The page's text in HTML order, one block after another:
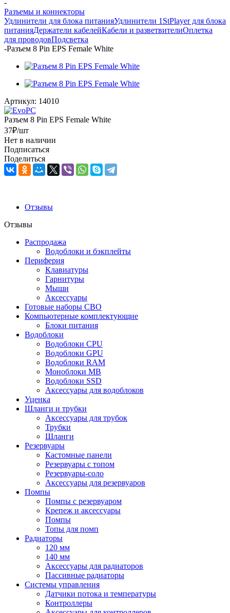
-
Разъемы и коннекторы
Удлинители для блока питанияУдлинители 1StPlayer для блока
питанияДержатели кабелейКабели и разветвителиОплетка
для проводовПодсветка
-Разъем 8 Pin EPS Female White
Артикул: 14010
Разъем 8 Pin EPS Female White
37₽/шт
Нет в наличии
Подписаться
Поделиться
Отзывы
Отзывы
Распродажа
Водоблоки и бэкплейты
Периферия
Клавиатуры
Гарнитуры
Мыши
Аксессуары
Готовые наборы СВО
Компьютерные комплектующие
Блоки питания
Водоблоки
Водоблоки CPU
Водоблоки GPU
Водоблоки RAM
Моноблоки MB
Водоблоки SSD
Аксессуары для водоблоков
Уценка
Шланги и трубки
Аксессуары для трубок
Трубки
Шланги
Резервуары
Кастомные панели
Резервуары с топом
Резервуары-соло
Аксессуары для резервуаров
Помпы
Помпы с резервуаром
Крепеж и аксессуары
Помпы
Топы для помп
Радиаторы
120 мм
140 мм
Аксессуары для радиаторов
Пассивные радиаторы
Системы управления
Датчики потока и температуры
Контроллеры